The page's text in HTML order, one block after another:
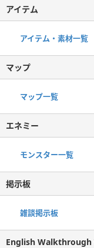
アイテム
アイテム・素材一覧
マップ
マップ一覧
エネミー
モンスター一覧
掲示板
雑談掲示板
English Walkthrough